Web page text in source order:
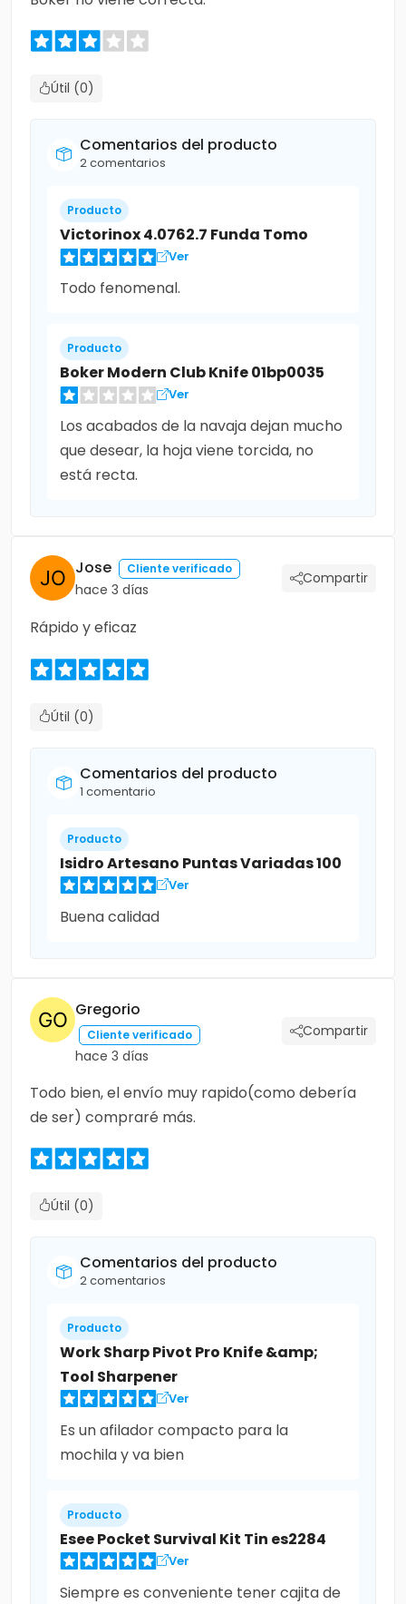
Útil (0)
Comentarios del producto
2 comentarios
Producto
Victorinox 4.0762.7 Funda Tomo
Ver
Todo fenomenal.
Producto
Boker Modern Club Knife 01bp0035
Ver
Los acabados de la navaja dejan mucho
que desear, la hoja viene torcida, no
está recta.
Jose Cliente verificado
hace 3 días
Compartir
Rápido y eficaz
Útil (0)
Comentarios del producto
1 comentario
Producto
Isidro Artesano Puntas Variadas 100
Ver
Buena calidad
Gregorio
Cliente verificado
hace 3 días
Compartir
Todo bien, el envío muy rapido(como debería
de ser) compraré más.
Útil (0)
Comentarios del producto
2 comentarios
Producto
Work Sharp Pivot Pro Knife &amp;
Tool Sharpener
Ver
Es un afilador compacto para la
mochila y va bien
Producto
Esee Pocket Survival Kit Tin es2284
Ver
Siempre es conveniente tener cajita de